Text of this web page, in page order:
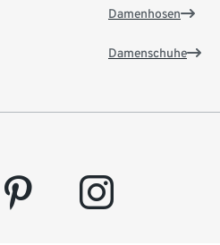
Damenhosen
Damenschuhe
pinterest instagram